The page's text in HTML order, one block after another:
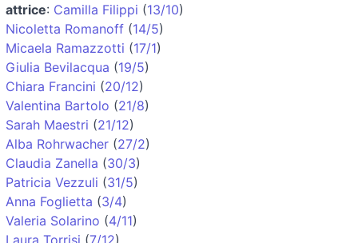
attrice: Camilla Filippi (13/10)
Nicoletta Romanoff (14/5)
Micaela Ramazzotti (17/1)
Giulia Bevilacqua (19/5)
Chiara Francini (20/12)
Valentina Bartolo (21/8)
Sarah Maestri (21/12)
Alba Rohrwacher (27/2)
Claudia Zanella (30/3)
Patricia Vezzuli (31/5)
Anna Foglietta (3/4)
Valeria Solarino (4/11)
Laura Torrisi (7/12)